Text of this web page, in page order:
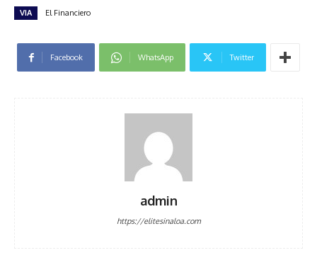
VIA El Financiero
Facebook WhatsApp Twitter
admin
https://elitesinaloa.com